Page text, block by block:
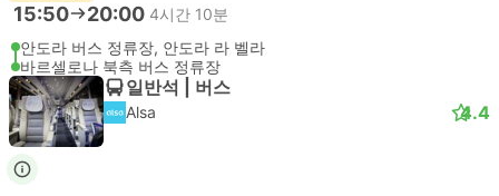
15:50 20:00 4시간 10분
안도라 버스 정류장, 안도라 라 벨라
바르셀로나 북측 버스 정류장
일반석 | 버스
Alsa 4.4